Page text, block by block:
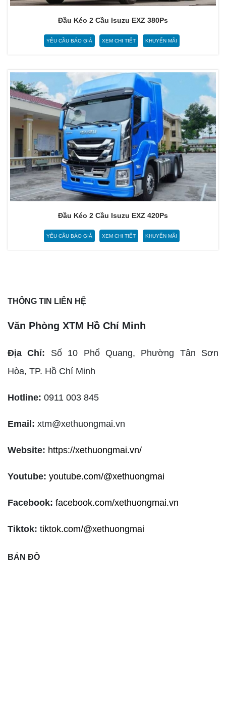
Đầu Kéo 2 Cầu Isuzu EXZ 380Ps
YÊU CẦU BÁO GIÁ XEM CHI TIẾT KHUYẾN MÃI
Đầu Kéo 2 Cầu Isuzu EXZ 420Ps
YÊU CẦU BÁO GIÁ XEM CHI TIẾT KHUYẾN MÃI
THÔNG TIN LIÊN HỆ
Văn Phòng XTM Hồ Chí Minh
Địa Chỉ: Số 10 Phổ Quang, Phường Tân Sơn
Hòa, TP. Hồ Chí Minh
Hotline: 0911 003 845
Email: xtm@xethuongmai.vn
Website: https://xethuongmai.vn/
Youtube: youtube.com/@xethuongmai
Facebook: facebook.com/xethuongmai.vn
Tiktok: tiktok.com/@xethuongmai
BẢN ĐỒ